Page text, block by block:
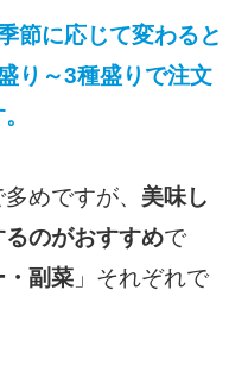
節に応じて変わると
り～3種盛りで注文
めですが、 美味し
のがおすすめで
・副菜 」それぞれで